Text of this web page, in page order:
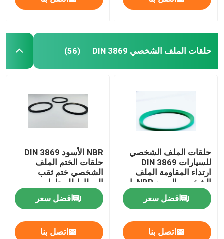
حلقات الملف الشخصي DIN 3869 (56)
حلقات الملف الشخصي
للسيارات DIN 3869
ارتداء المقاومة الملف
الشخصي المربع NBR يا
الحلقات
افضل سعر
اتصل بنا
NBR الأسود DIN 3869
حلقات الختم الملف
الشخصي ختم ثقب
المطاط للمحامل
افضل سعر
اتصل بنا